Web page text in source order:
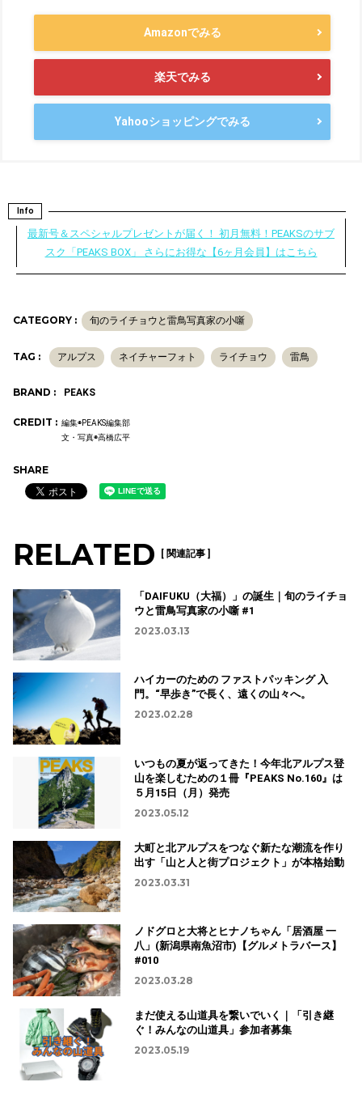
Amazonでみる
楽天でみる
Yahooショッピングでみる
Info
最新号＆スペシャルプレゼントが届く！ 初月無料！PEAKSのサブ
スク「PEAKS BOX」 さらにお得な【6ヶ月会員】はこちら
CATEGORY : 旬のライチョウと雷鳥写真家の小噺
TAG : アルプス ネイチャーフォト ライチョウ 雷鳥
BRAND : PEAKS
CREDIT : 編集◉PEAKS編集部
文・写真◉高橋広平
SHARE
RELATED [ 関連記事 ]
「DAIFUKU（大福）」の誕生｜旬のライチョ
ウと雷鳥写真家の小噺 #1
2023.03.13
ハイカーのための ファストパッキング 入
門。“早歩き”で長く、遠くの山々へ。
2023.02.28
いつもの夏が返ってきた！今年北アルプス登
山を楽しむための１冊『PEAKS No.160』は
５月15日（月）発売
2023.05.12
大町と北アルプスをつなぐ新たな潮流を作り
出す「山と人と街プロジェクト」が本格始動
2023.03.31
ノドグロと大将とヒナノちゃん「居酒屋 一
八」(新潟県南魚沼市)【グルメトラバース】
#010
2023.03.28
まだ使える山道具を繋いでいく｜「引き継
ぐ！みんなの山道具」参加者募集
2023.05.19